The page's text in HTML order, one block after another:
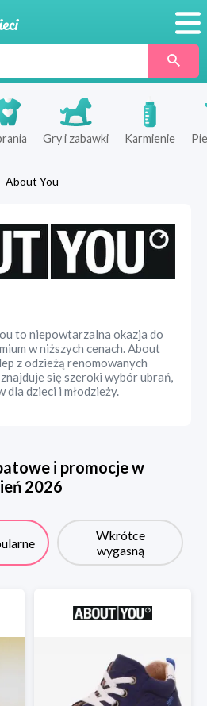
Produkty
SklepyGry i zabawki Karmienie
About You
to niepowtarzalna okazja do
w niższych cenach. About
z odzieżą renomowanych
się szeroki wybór ubrań,
dzieci i młodzieży.
i promocje w
2026
Wkrótce
wygasną